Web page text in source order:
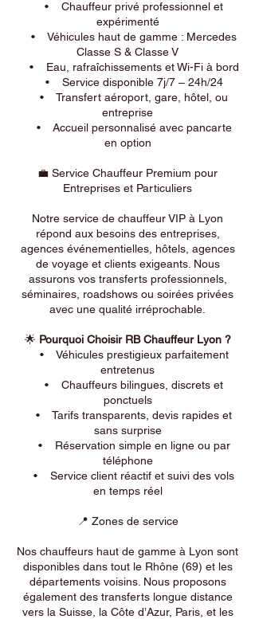
• Chauffeur privé professionnel et
expérimenté
• Véhicules haut de gamme : Mercedes
Classe S & Classe V
• Eau, rafraîchissements et Wi-Fi à bord
• Service disponible 7j/7 – 24h/24
• Transfert aéroport, gare, hôtel, ou
entreprise
• Accueil personnalisé avec pancarte
en option
💼 Service Chauffeur Premium pour
Entreprises et Particuliers
Notre service de chauffeur VIP à Lyon
répond aux besoins des entreprises,
agences événementielles, hôtels, agences
de voyage et clients exigeants. Nous
assurons vos transferts professionnels,
séminaires, roadshows ou soirées privées
avec une qualité irréprochable.
🌟 Pourquoi Choisir RB Chauffeur Lyon ?
• Véhicules prestigieux parfaitement
entretenus
• Chauffeurs bilingues, discrets et
ponctuels
• Tarifs transparents, devis rapides et
sans surprise
• Réservation simple en ligne ou par
téléphone
• Service client réactif et suivi des vols
en temps réel
📍 Zones de service
Nos chauffeurs haut de gamme à Lyon sont
disponibles dans tout le Rhône (69) et les
départements voisins. Nous proposons
également des transferts longue distance
vers la Suisse, la Côte d’Azur, Paris, et les